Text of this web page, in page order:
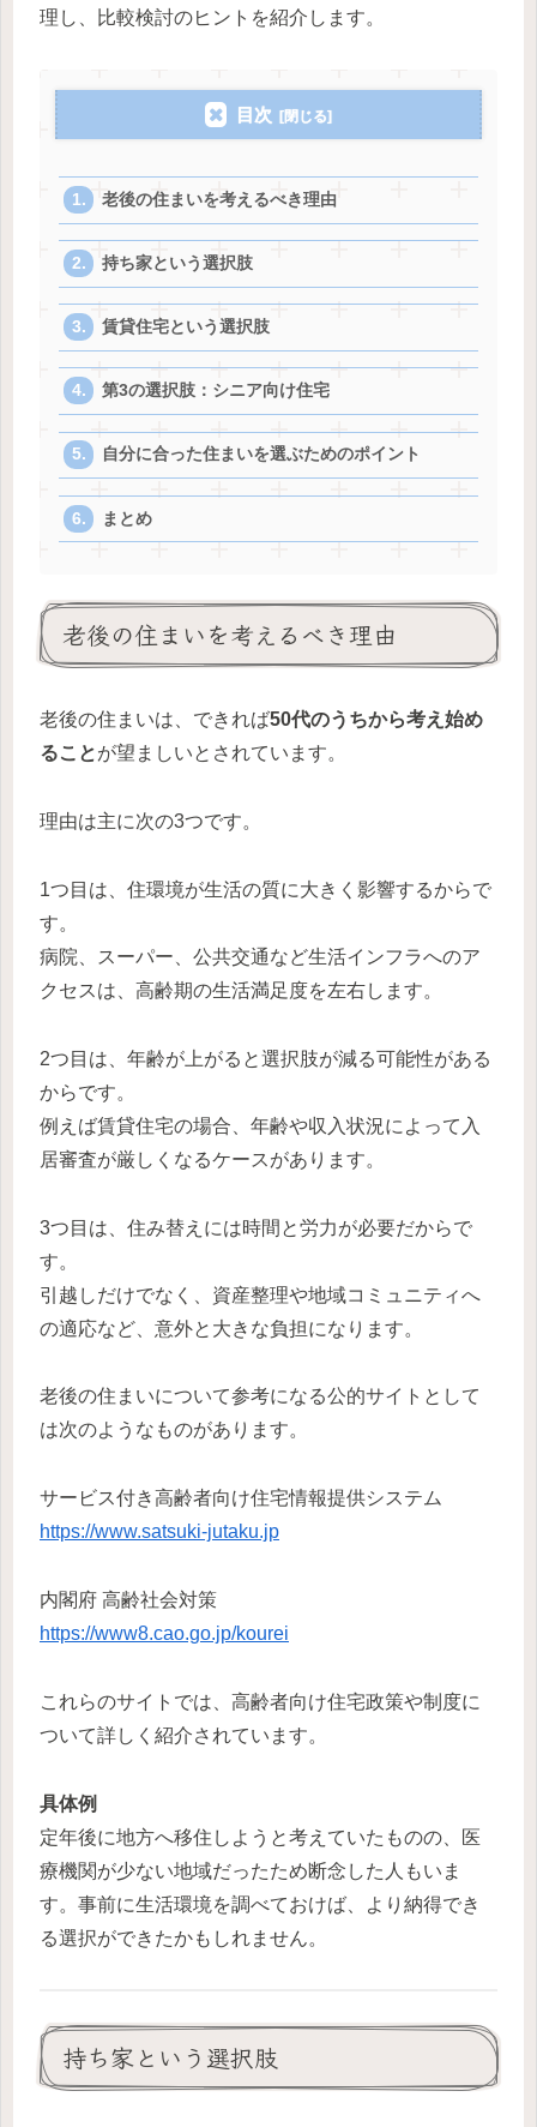
理し、比較検討のヒントを紹介します。
目次
老後の住まいを考えるべき理由
持ち家という選択肢
賃貸住宅という選択肢
第3の選択肢：シニア向け住宅
自分に合った住まいを選ぶためのポイント
まとめ
老後の住まいを考えるべき理由
老後の住まいは、できれば50代のうちから考え始め
ることが望ましいとされています。
理由は主に次の3つです。
1つ目は、住環境が生活の質に大きく影響するからで
す。
病院、スーパー、公共交通など生活インフラへのア
クセスは、高齢期の生活満足度を左右します。
2つ目は、年齢が上がると選択肢が減る可能性がある
からです。
例えば賃貸住宅の場合、年齢や収入状況によって入
居審査が厳しくなるケースがあります。
3つ目は、住み替えには時間と労力が必要だからで
す。
引越しだけでなく、資産整理や地域コミュニティへ
の適応など、意外と大きな負担になります。
老後の住まいについて参考になる公的サイトとして
は次のようなものがあります。
サービス付き高齢者向け住宅情報提供システム
https://www.satsuki-jutaku.jp
内閣府 高齢社会対策
https://www8.cao.go.jp/kourei
これらのサイトでは、高齢者向け住宅政策や制度に
ついて詳しく紹介されています。
具体例
定年後に地方へ移住しようと考えていたものの、医
療機関が少ない地域だったため断念した人もいま
す。事前に生活環境を調べておけば、より納得でき
る選択ができたかもしれません。
持ち家という選択肢